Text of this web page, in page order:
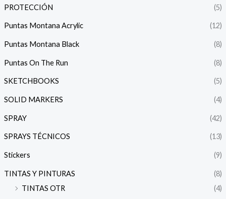
PROTECCIÓN (5)
Puntas Montana Acrylic (12)
Puntas Montana Black (8)
Puntas On The Run (8)
SKETCHBOOKS (5)
SOLID MARKERS (4)
SPRAY (42)
SPRAYS TÉCNICOS (13)
Stickers (9)
TINTAS Y PINTURAS
(8)
TINTAS OTR
(4)